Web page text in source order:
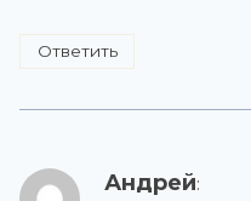
Ответить
Андрей: